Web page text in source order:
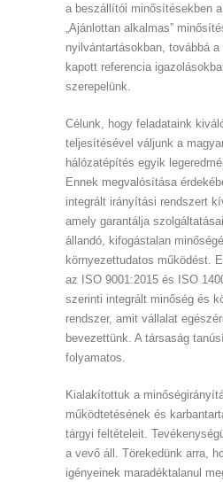
a beszállítói minősítésekben
„Ajánlottan alkalmas”
nyilvántartásokban, továbbá a
kapott referencia
szerepelünk.
Célunk, hogy feladataink
teljesítésével váljunk a
hálózatépítés egyik
Ennek megvalósítása
integrált irányítási rendszert
amely garantálja
állandó, kifogástalan
környezettudatos működést.
az ISO 9001:2015 és ISO
szerinti integrált minőség és
rendszer, amit vállalat
bevezettünk. A társaság
folyamatos.
Kialakítottuk a
működtetésének és
tárgyi feltételeit.
a vevő áll. Törekedünk arra,
igényeinek maradéktalanul